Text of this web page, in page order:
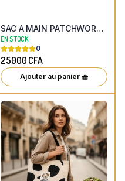
SAC A MAIN PATCHWORK EN SIMILI - TONS CHAUDS
EN STOCK
0
25000 CFA
Ajouter au panier 🧺